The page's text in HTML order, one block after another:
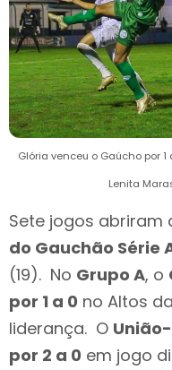
Glória venceu o Gaúcho por
Lenita
Sete jogos abriram
do Gauchão Série
(19). No Grupo A, o
por 1 a 0 no Altos
liderança. O
por 2 a 0 em jogo